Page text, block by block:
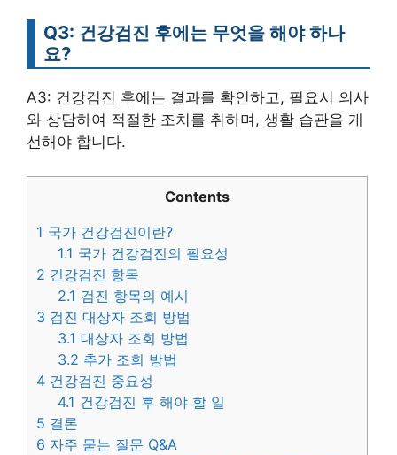
Q3: 건강검진 후에는 무엇을 해야 하나
요?
A3: 건강검진 후에는 결과를 확인하고, 필요시 의사
와 상담하여 적절한 조치를 취하며, 생활 습관을 개
선해야 합니다.
Contents
1 국가 건강검진이란?
1.1 국가 건강검진의 필요성
2 건강검진 항목
2.1 검진 항목의 예시
3 검진 대상자 조회 방법
3.1 대상자 조회 방법
3.2 추가 조회 방법
4 건강검진 중요성
4.1 건강검진 후 해야 할 일
5 결론
6 자주 묻는 질문 Q&A